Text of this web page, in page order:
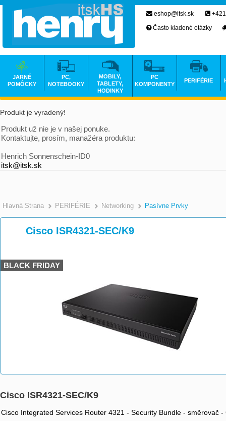
Produkt je vyradený!
Produkt už nie je v našej ponuke.
Kontaktujte, prosím, manažéra produktu:
Henrich Sonnenschein-ID0
itsk@itsk.sk
Hlavná Strana >
PERIFÉRIE >
Networking >
Pasívne Prvky
Cisco ISR4321-SEC/K9
BLACK FRIDAY
Cisco ISR4321-SEC/K9
Cisco Integrated Services Router 4321 - Security Bundle - směrovač
eshop@itsk.sk
Často kladené otázky
JARNÉ
POMÔCKY
PC,
NOTEBOOKY
MOBILY,
TABLETY,
HODINKY
PC
KOMPONENTY
PERIFÉRIE